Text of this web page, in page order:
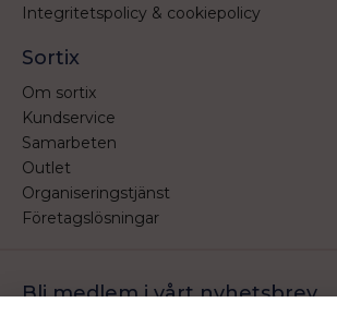
Integritetspolicy & cookiepolicy
Sortix
Om sortix
Kundservice
Samarbeten
Outlet
Organiseringstjänst
Företagslösningar
Bli medlem i vårt nyhetsbrev